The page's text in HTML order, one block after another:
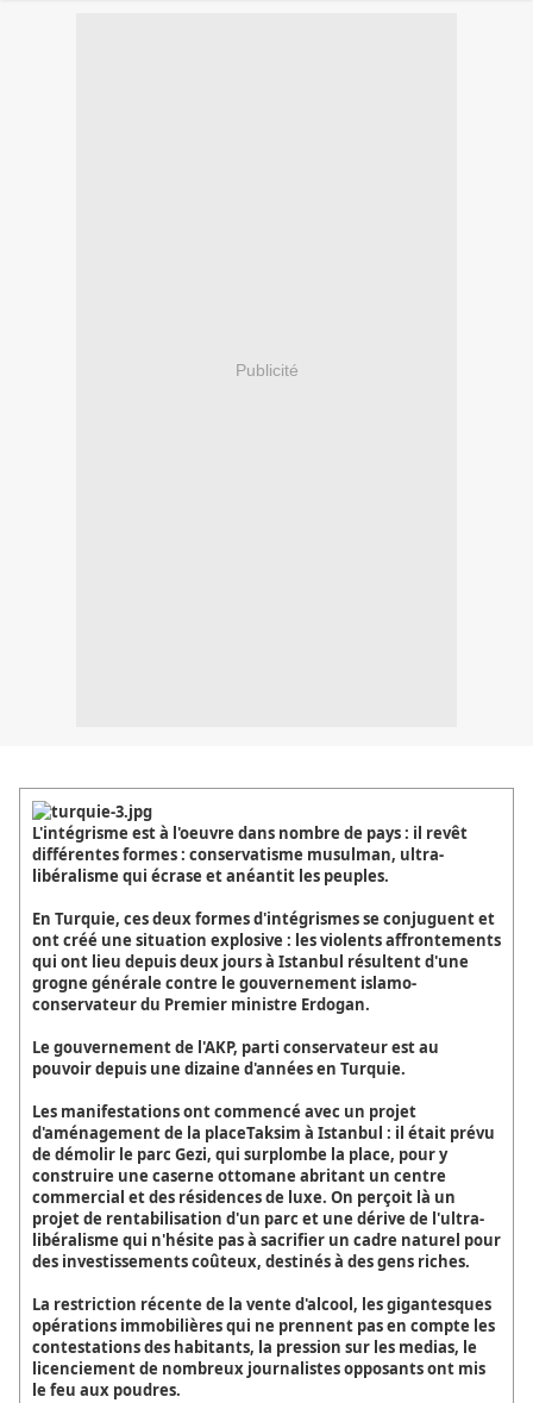
Publicité
L'intégrisme est à l'oeuvre dans nombre de pays : il revêt
différentes formes : conservatisme musulman, ultra-
libéralisme qui écrase et anéantit les peuples.
En Turquie, ces deux formes d'intégrismes se conjuguent et
ont créé une situation explosive : les violents affrontements
qui ont lieu depuis deux jours à Istanbul résultent d'une
grogne générale contre le gouvernement islamo-
conservateur du Premier ministre Erdogan.
Le gouvernement de l'AKP, parti conservateur est au
pouvoir depuis une dizaine d'années en Turquie.
Les manifestations ont commencé avec un projet
d'aménagement de la placeTaksim à Istanbul : il était prévu
de démolir le parc Gezi, qui surplombe la place, pour y
construire une caserne ottomane abritant un centre
commercial et des résidences de luxe. On perçoit là un
projet de rentabilisation d'un parc et une dérive de l'ultra-
libéralisme qui n'hésite pas à sacrifier un cadre naturel pour
des investissements coûteux, destinés à des gens riches.
La restriction récente de la vente d'alcool, les gigantesques
opérations immobilières qui ne prennent pas en compte les
contestations des habitants, la pression sur les medias, le
licenciement de nombreux journalistes opposants ont mis
le feu aux poudres.